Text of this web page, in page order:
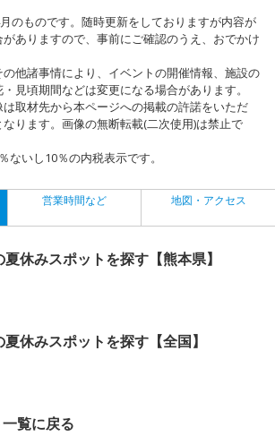
のものです。随時更新をしておりますが内容が
ありますので、事前にご確認のうえ、おでかけ
他諸事情により、イベントの開催情報、施設の
見頃期間などは変更になる場合があります。
取材先から本ページへの掲載の許諾をいただ
ります。画像の無断転載(二次使用)は禁止で
いし10％の内税表示です。
営業時間など 地図・アクセス
休みスポットを探す【熊本県】
休みスポットを探す【全国】
覧に戻る